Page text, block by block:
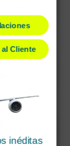
hacer el
Cliente
inéditas